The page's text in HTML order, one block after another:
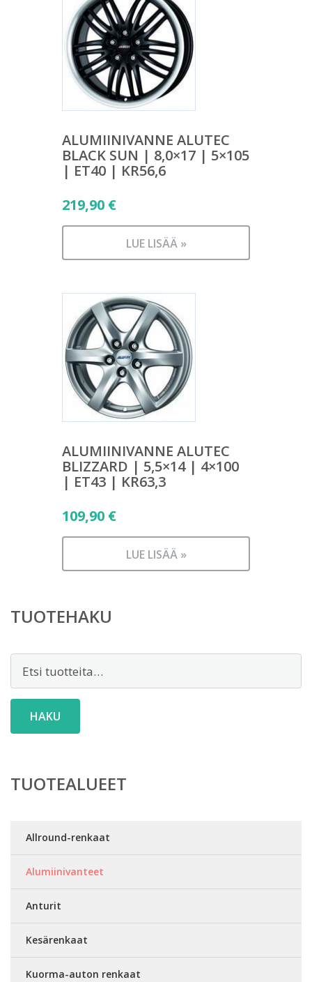
ALUMIINIVANNE ALUTEC
BLACK SUN | 8,0×17 | 5×105
| ET40 | KR56,6
219,90 €
LUE LISÄÄ »
ALUMIINIVANNE ALUTEC
BLIZZARD | 5,5×14 | 4×100
| ET43 | KR63,3
109,90 €
LUE LISÄÄ »
TUOTEHAKU
HAKU
TUOTEALUEET
Allround-renkaat
Alumiinivanteet
Anturit
Kesärenkaat
Kuorma-auton renkaat